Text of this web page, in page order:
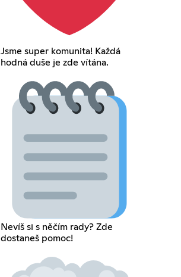
Jsme super komunita! Každá
hodná duše je zde vítána.
Nevíš si s něčím rady? Zde
dostaneš pomoc!